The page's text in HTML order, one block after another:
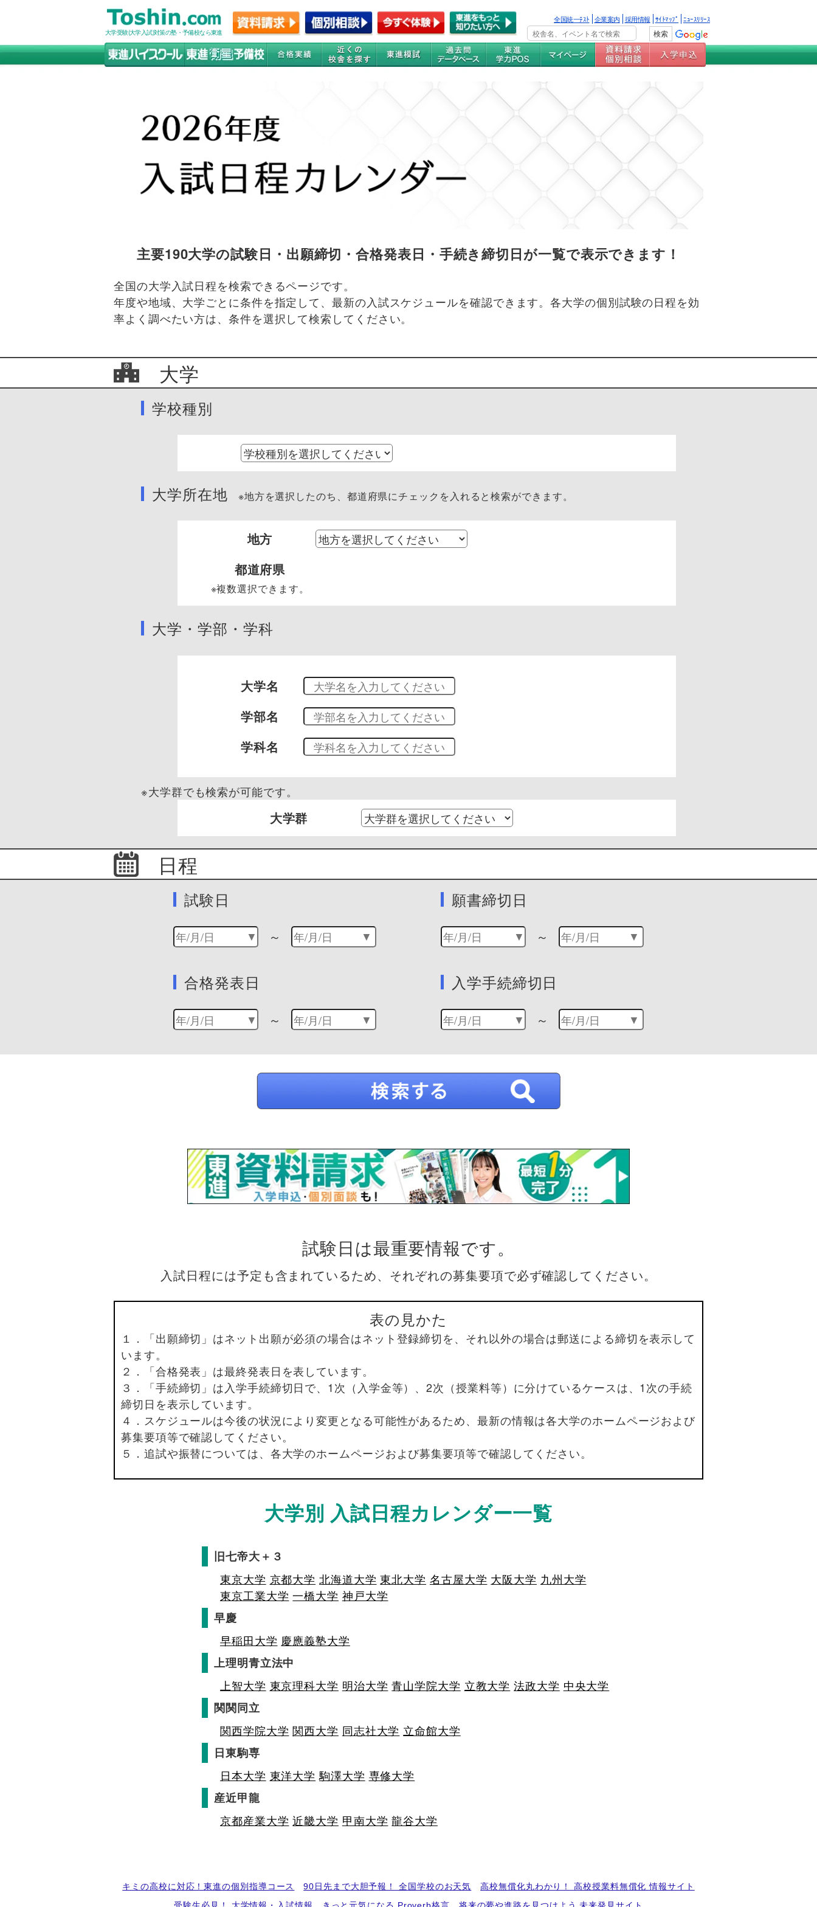
大学受験(大学入試)対策の塾・予備校なら東進
全国統一ﾃｽﾄ 企業案内 採用情報 ｻｲﾄﾏｯﾌﾟ ﾆｭｰｽﾘﾘｰｽ
主要190大学の試験日・出願締切・合格発表日・手続き締切日が一覧で表示できます！
全国の大学入試日程を検索できるページです。
年度や地域、大学ごとに条件を指定して、最新の入試スケジュールを確認できます。各大学の個別試験の日程を効
率よく調べたい方は、条件を選択して検索してください。
大学
学校種別
大学所在地 ※地方を選択したのち、都道府県にチェックを入れると検索ができます。
地方
都道府県
※複数選択できます。
大学・学部・学科
大学名
学部名
学科名
※大学群でも検索が可能です。
大学群
日程
試験日
～
願書締切日
～
合格発表日
～
入学手続締切日
～
試験日は最重要情報です。
入試日程には予定も含まれているため、それぞれの募集要項で必ず確認してください。
表の見かた
１．「出願締切」はネット出願が必須の場合はネット登録締切を、それ以外の場合は郵送による締切を表示して
います。
２．「合格発表」は最終発表日を表しています。
３．「手続締切」は入学手続締切日で、1次（入学金等）、2次（授業料等）に分けているケースは、1次の手続
締切日を表示しています。
４．スケジュールは今後の状況により変更となる可能性があるため、最新の情報は各大学のホームページおよび
募集要項等で確認してください。
５．追試や振替については、各大学のホームページおよび募集要項等で確認してください。
大学別 入試日程カレンダー一覧
旧七帝大＋３
東京大学 京都大学 北海道大学 東北大学 名古屋大学 大阪大学 九州大学
東京工業大学 一橋大学 神戸大学
早慶
早稲田大学 慶應義塾大学
上理明青立法中
上智大学 東京理科大学 明治大学 青山学院大学 立教大学 法政大学 中央大学
関関同立
関西学院大学 関西大学 同志社大学 立命館大学
日東駒専
日本大学 東洋大学 駒澤大学 専修大学
産近甲龍
京都産業大学 近畿大学 甲南大学 龍谷大学
キミの高校に対応！東進の個別指導コース 90日先まで大胆予報！ 全国学校のお天気
高校無償化丸わかり！ 高校授業料無償化 情報サイト